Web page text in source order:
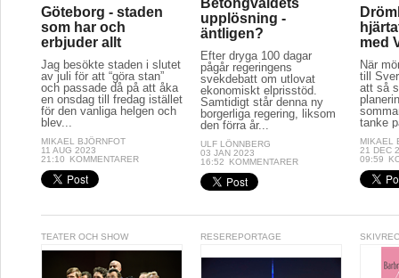
Göteborg - staden
som har och
erbjuder allt
Jag besökte staden i slutet
av juli för att “göra stan”
och passade då på att åka
en onsdag till fredag istället
för den vanliga helgen och
blev...
MIKAEL BJÖRNFOT
11 AUG 2023
21:10
KOMMENTARER
Betongväldets
upplösning -
äntligen?
Efter dryga 100 dagar
pågår regeringens
svekdebatt om utlovat
ekonomiskt elprisstöd.
Samtidigt står denna ny
borgerliga regering, liksom
den förra år...
ULF LÖNNBERG
03 JAN 2023
16:52
KOMMENTARER
med
När
till
att så
tanke
MIKAEL
21 DEC
09:59
TEATER OCH SHOW RESEREPORTAGE